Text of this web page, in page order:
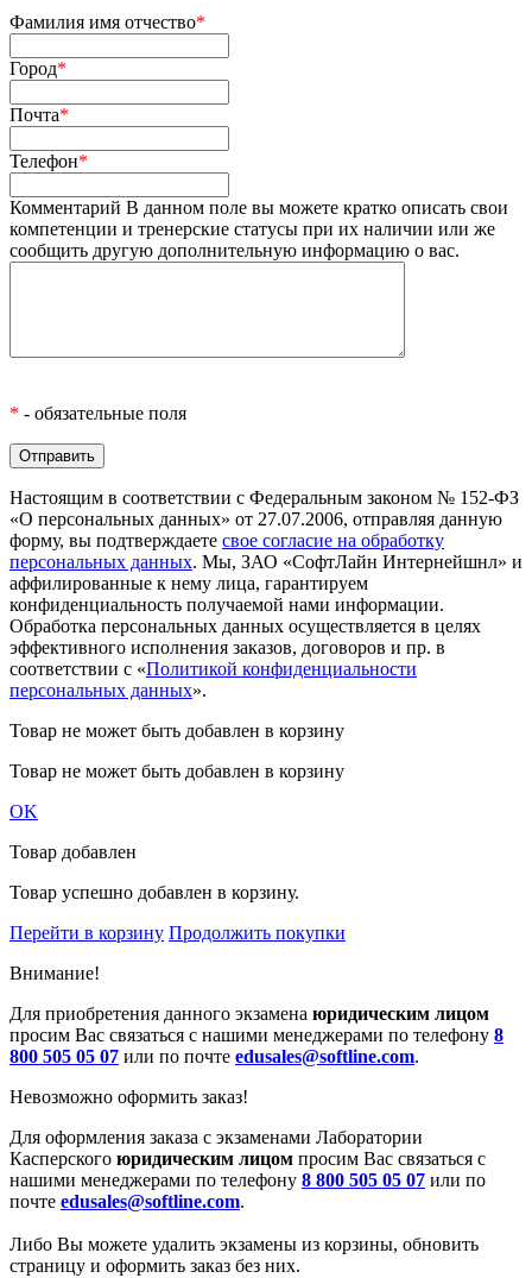
Фамилия имя отчество*
Город*
Почта*
Телефон*
Комментарий В данном поле вы можете кратко описать свои
компетенции и тренерские статусы при их наличии или же
сообщить другую дополнительную информацию о вас.
* - обязательные поля
Настоящим в соответствии с Федеральным законом № 152-ФЗ
«О персональных данных» от 27.07.2006, отправляя данную
форму, вы подтверждаете свое согласие на обработку
персональных данных. Мы, ЗАО «СофтЛайн Интернейшнл» и
аффилированные к нему лица, гарантируем
конфиденциальность получаемой нами информации.
Обработка персональных данных осуществляется в целях
эффективного исполнения заказов, договоров и пр. в
соответствии с «Политикой конфиденциальности
персональных данных».
Товар не может быть добавлен в корзину
Товар не может быть добавлен в корзину
OK
Товар добавлен
Товар успешно добавлен в корзину.
Перейти в корзину Продолжить покупки
Внимание!
Для приобретения данного экзамена юридическим лицом
просим Вас связаться с нашими менеджерами по телефону 8
800 505 05 07 или по почте edusales@softline.com.
Невозможно оформить заказ!
Для оформления заказа с экзаменами Лаборатории
Касперского юридическим лицом просим Вас связаться с
нашими менеджерами по телефону 8 800 505 05 07 или по
почте edusales@softline.com.
Либо Вы можете удалить экзамены из корзины, обновить
страницу и оформить заказ без них.